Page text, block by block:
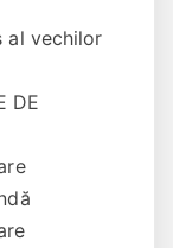
al vechilor
DE